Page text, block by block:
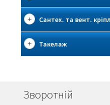
Сантех. та вент.
Такелаж
Зворотній